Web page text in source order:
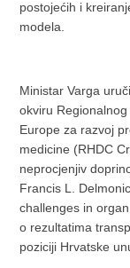
postojećih i
modela.
Ministar Varga
okviru
Europe za razvoj
medicine (RHDC
neprocjenjiv
Francis L.
challenges in
o rezultatima
poziciji Hrvatske